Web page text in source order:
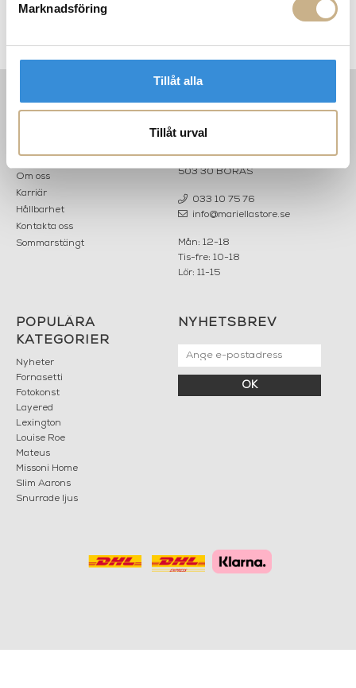
Marknadsföring
Tillåt alla
Tillåt urval
Hurricane Boule - Amber
Om oss
Karriär
Hållbarhet
Kontakta oss
Sommarstängt
LILLA BROGATAN 9
503 30 BORÅS
033 10 75 76
info@mariellastore.se
Mån: 12-18
Tis-fre: 10-18
Lör: 11-15
POPULÄRA
KATEGORIER
Nyheter
Fornasetti
Fotokonst
Layered
Lexington
Louise Roe
Mateus
Missoni Home
Slim Aarons
Snurrade ljus
NYHETSBREV
OK